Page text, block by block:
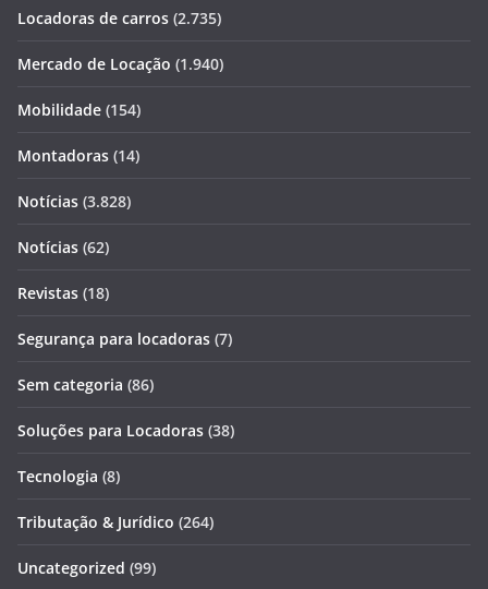
Locadoras de carros (2.735)
Mercado de Locação (1.940)
Mobilidade (154)
Montadoras (14)
Notícias (3.828)
Notícias (62)
Revistas (18)
Segurança para locadoras (7)
Sem categoria (86)
Soluções para Locadoras (38)
Tecnologia (8)
Tributação & Jurídico (264)
Uncategorized (99)